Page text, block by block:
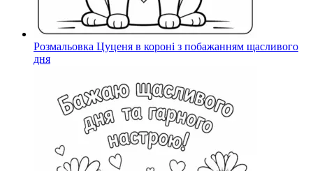
Розмальовка Цуценя в короні з побажанням щасливого
дня